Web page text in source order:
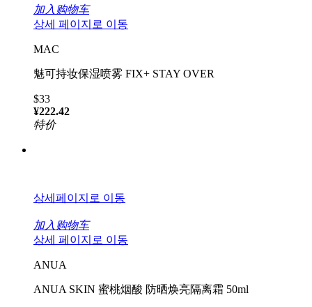
加入购物车
상세 페이지로 이동
MAC
魅可持妆保湿喷雾 FIX+ STAY OVER
$33
¥222.42
特价
상세페이지로 이동
加入购物车
상세 페이지로 이동
ANUA
ANUA SKIN 蜜桃烟酸 防晒焕亮隔离霜 50ml